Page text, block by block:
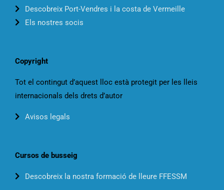
Descobreix Port-Vendres i la costa de Vermeille
Els nostres socis
Copyright
Tot el contingut d’aquest lloc està protegit per les lleis
internacionals dels drets d’autor
Avisos legals
Cursos de busseig
Descobreix la nostra formació de lleure FFESSM